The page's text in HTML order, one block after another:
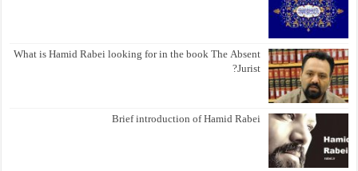
What is Hamid Rabei looking for in the book The Absent
Jurist?
Brief introduction of Hamid Rabei